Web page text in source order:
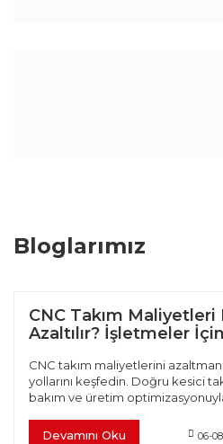
Bloglarımız
CNC Takım Maliyetleri
Azaltılır? İşletmeler İçin
CNC takım maliyetlerini
yollarını keşfedin. Doğru kesici
bakım ve üretim
Devamını Oku
06-